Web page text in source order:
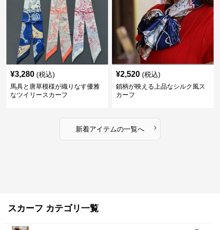
¥3,280 (税込)
馬具と唐草模様が織りなす優雅
なツイリースカーフ
¥2,520 (税込)
鎖柄が映える上品なシルク風ス
カーフ
新着アイテムの一覧へ ›
スカーフ カテゴリ一覧